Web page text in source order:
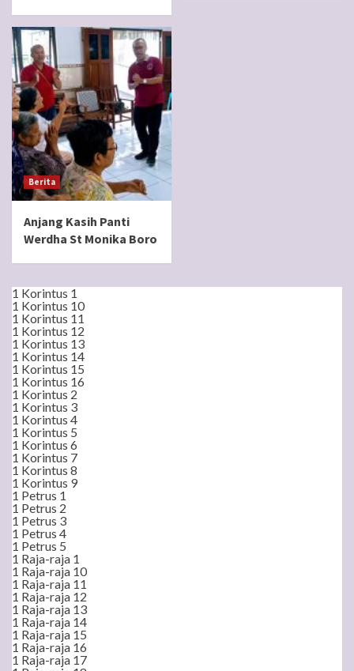
Berita
Anjang Kasih Panti
Werdha St Monika Boro
1 Korintus 1
1 Korintus 10
1 Korintus 11
1 Korintus 12
1 Korintus 13
1 Korintus 14
1 Korintus 15
1 Korintus 16
1 Korintus 2
1 Korintus 3
1 Korintus 4
1 Korintus 5
1 Korintus 6
1 Korintus 7
1 Korintus 8
1 Korintus 9
1 Petrus 1
1 Petrus 2
1 Petrus 3
1 Petrus 4
1 Petrus 5
1 Raja-raja 1
1 Raja-raja 10
1 Raja-raja 11
1 Raja-raja 12
1 Raja-raja 13
1 Raja-raja 14
1 Raja-raja 15
1 Raja-raja 16
1 Raja-raja 17